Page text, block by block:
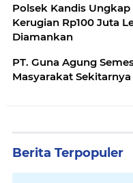
Polsek Kandis
Kerugian Rp100 Juta
Diamankan
PT. Guna Agung
Masyarakat Sekitarnya
Berita Terpopuler